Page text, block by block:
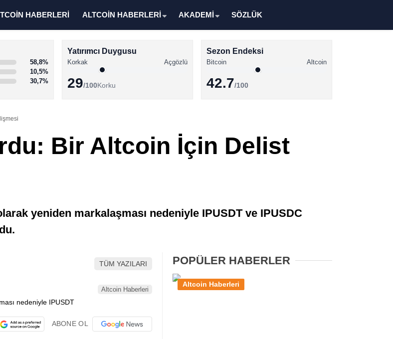
Altcoin Haberleri
HABERLERİ ALTCOİN HABERLERİ AKADEMİ SÖZLÜK
58,8%
10,5%
30,7%
Yatırımcı Duygusu
Korkak Açgözlü
29/100Korku
Sezon Endeksi
Bitcoin Altcoin
42.7/100
Bir Altcoin İçin Delist
yeniden markalaşması nedeniyle IPUSDT ve IPUSDC
TÜM YAZILARI
Altcoin Haberleri
ABONE OL
POPÜLER HABERLER
Altcoin Haberleri